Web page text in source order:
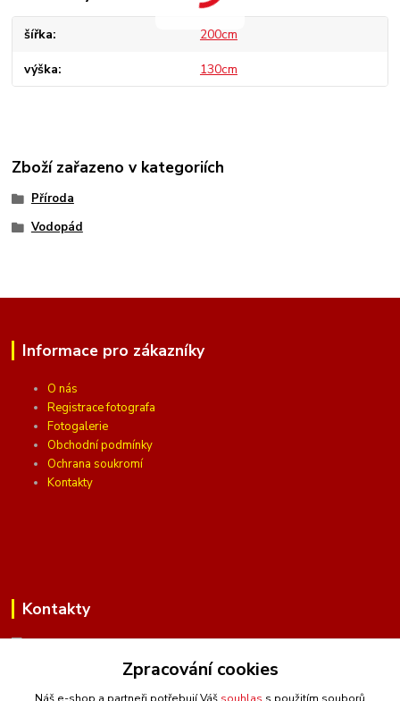
šířka 200cm
výška 130cm
Zboží zařazeno v kategoriích
Příroda
Vodopád
Informace pro zákazníky
O nás
Registrace fotografa
Fotogalerie
Obchodní podmínky
Ochrana soukromí
Kontakty
Kontakty
(Po-Pá, 10 - 16 hod.)
Zpracování cookies